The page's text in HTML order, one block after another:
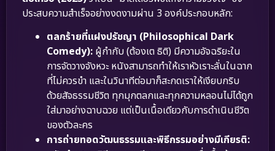
ประสบความสำเร็จอย่างงดงามผ่าน 3 องค์ประกอบหลัก:
ตลกร้ายที่แฝงปรัชญา (Philosophical Dark
Comedy): ผู้กำกับ (ต้องเต ธิติ) มีความอัจฉริยะใน
การจัดวางจังหวะ หนังสามารถทำให้เราหัวเราะลั่นในฉาก
ที่ไม่ควรขำ และในวินาทีต่อมาก็สะกดเราให้เงียบกริบ
ด้วยสัจธรรมชีวิต ทุกมุกตลกและทุกความหลอนไม่ได้ถูก
ใส่มาอย่างฉาบฉวย แต่เป็นเนื้อเดียวกับการดำเนินชีวิต
ของตัวละคร
การถ่ายทอดวัฒนธรรมและพิธีกรรมอย่างมีเกียรติ: